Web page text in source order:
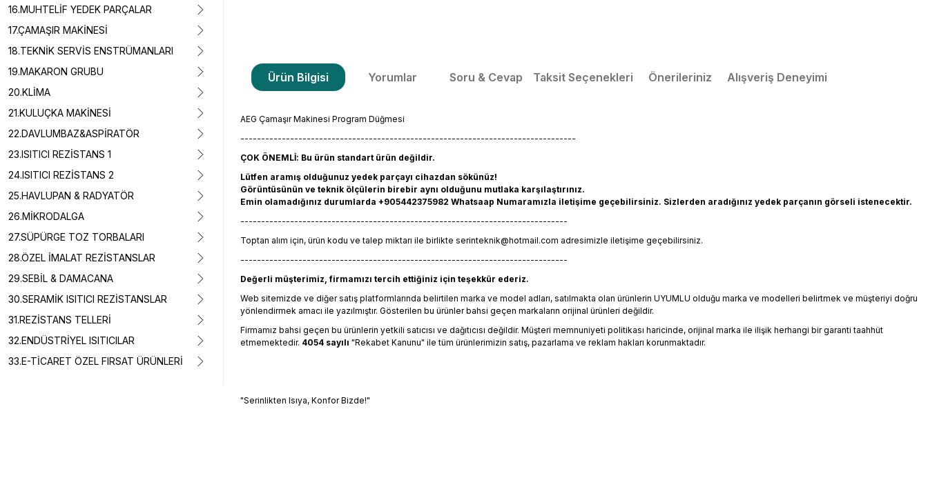
16.MUHTELİF YEDEK PARÇALAR
17.ÇAMAŞIR MAKİNESİ
18.TEKNİK SERVİS ENSTRÜMANLARI
19.MAKARON GRUBU
20.KLİMA
21.KULUÇKA MAKİNESİ
22.DAVLUMBAZ&ASPİRATÖR
23.ISITICI REZİSTANS 1
24.ISITICI REZİSTANS 2
25.HAVLUPAN & RADYATÖR
26.MİKRODALGA
27.SÜPÜRGE TOZ TORBALARI
28.ÖZEL İMALAT REZİSTANSLAR
29.SEBİL & DAMACANA
30.SERAMİK ISITICI REZİSTANSLAR
31.REZİSTANS TELLERİ
32.ENDÜSTRİYEL ISITICILAR
33.E-TİCARET ÖZEL FIRSAT ÜRÜNLERİ
Ürün Bilgisi Yorumlar Soru & Cevap Taksit Seçenekleri Önerileriniz Alışveriş Deneyimi
AEG Çamaşır Makinesi Program Düğmesi
---------------------------------------------------------------------------------
ÇOK ÖNEMLİ: Bu ürün standart ürün değildir.
Lütfen aramış olduğunuz yedek parçayı cihazdan sökünüz!
Görüntüsünün ve teknik ölçülerin birebir aynı olduğunu mutlaka karşılaştırınız.
Emin olamadığınız durumlarda +905442375982 Whatsaap Numaramızla iletişime geçebilirsiniz. Sizlerden aradığınız yedek parçanın görseli istenecektir.
-------------------------------------------------------------------------------
Toptan alım için, ürün kodu ve talep miktarı ile birlikte serinteknik@hotmail.com adresimizle iletişime geçebilirsiniz.
-------------------------------------------------------------------------------
Değerli müşterimiz, firmamızı tercih ettiğiniz için teşekkür ederiz.
Web sitemizde ve diğer satış platformlarında belirtilen marka ve model adları, satılmakta olan ürünlerin UYUMLU olduğu marka ve modelleri belirtmek ve müşteriyi doğru
yönlendirmek amacı ile yazılmıştır. Gösterilen bu ürünler bahsi geçen markaların orijinal ürünleri değildir.
Firmamız bahsi geçen bu ürünlerin yetkili satıcısı ve dağıtıcısı değildir. Müşteri memnuniyeti politikası haricinde, orijinal marka ile ilişik herhangi bir garanti taahhüt
etmemektedir. 4054 sayılı "Rekabet Kanunu" ile tüm ürünlerimizin satış, pazarlama ve reklam hakları korunmaktadır.
"Serinlikten Isıya, Konfor Bizde!"